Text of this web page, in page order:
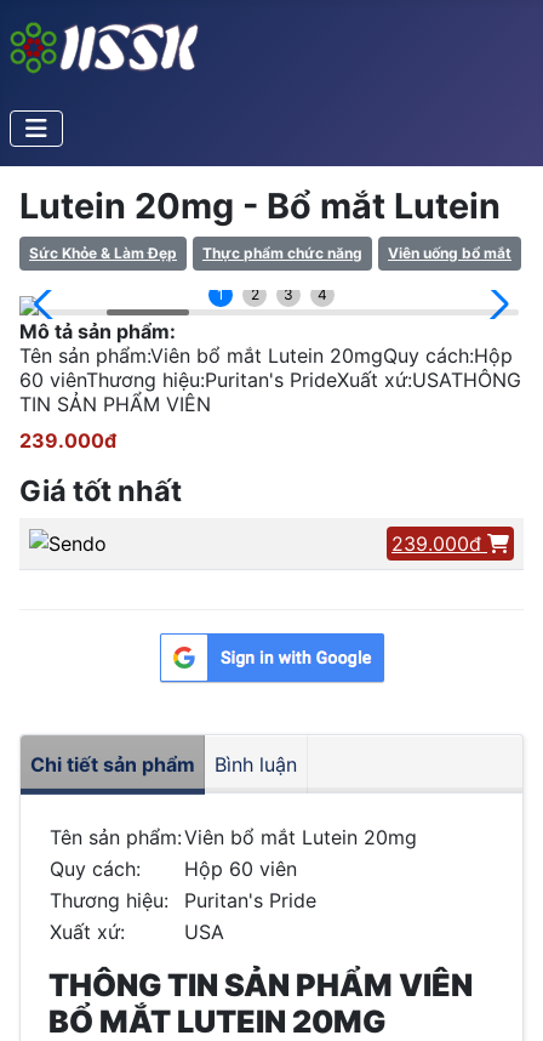
Lutein 20mg - Bổ mắt Lutein
Sức Khỏe & Làm Đẹp Thực phẩm chức năng Viên uống bổ mắt
1 2 3 4
Mô tả sản phẩm:
Tên sản phẩm:Viên bổ mắt Lutein 20mgQuy cách:Hộp
60 viênThương hiệu:Puritan's PrideXuất xứ:USATHÔNG
TIN SẢN PHẨM VIÊN
239.000đ
Giá tốt nhất
239.000đ
Chi tiết sản phẩm Bình luận
Tên sản phẩm:Viên bổ mắt Lutein 20mg
Quy cách:
Hộp 60 viên
Thương hiệu:
Puritan's Pride
Xuất xứ:
USA
THÔNG TIN SẢN PHẨM VIÊN
BỔ MẮT LUTEIN 20MG